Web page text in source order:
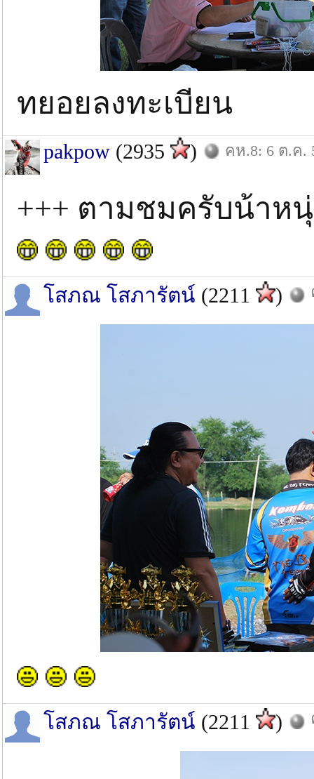
ทยอยลงทะเบียน
pakpow (2935 ) คห.8: 6 ต.ค.
+++ ตามชมครับน้าห
โสภณ โสภารัตน์ (2211 )
โสภณ โสภารัตน์ (2211 )